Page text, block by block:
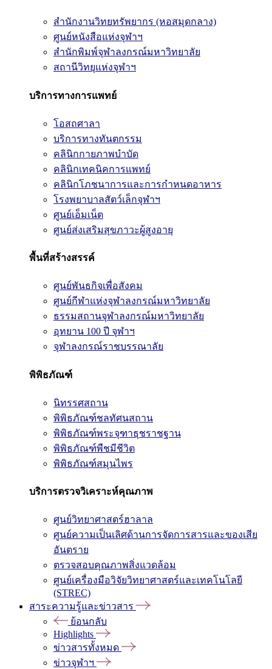
สำนักงานวิทยทรัพยากร (หอสมุดกลาง)
ศูนย์หนังสือแห่งจุฬาฯ
สำนักพิมพ์จุฬาลงกรณ์มหาวิทยาลัย
สถานีวิทยุแห่งจุฬาฯ
บริการทางการแพทย์
โอสถศาลา
บริการทางทันตกรรม
คลินิกกายภาพบำบัด
คลินิกเทคนิคการแพทย์
คลินิกโภชนาการและการกำหนดอาหาร
โรงพยาบาลสัตว์เล็กจุฬาฯ
ศูนย์เอ็มเน็ต
ศูนย์ส่งเสริมสุขภาวะผู้สูงอายุ
พื้นที่สร้างสรรค์
ศูนย์พันธกิจเพื่อสังคม
ศูนย์กีฬาแห่งจุฬาลงกรณ์มหาวิทยาลัย
ธรรมสถานจุฬาลงกรณ์มหาวิทยาลัย
อุทยาน 100 ปี จุฬาฯ
จุฬาลงกรณ์ราชบรรณาลัย
พิพิธภัณฑ์
นิทรรศสถาน
พิพิธภัณฑ์ชลทัศนสถาน
พิพิธภัณฑ์พระจุฑาธุชราชฐาน
พิพิธภัณฑ์พืชมีชีวิต
พิพิธภัณฑ์สมุนไพร
บริการตรวจวิเคราะห์คุณภาพ
ศูนย์วิทยาศาสตร์ฮาลาล
ศูนย์ความเป็นเลิศด้านการจัดการสารและของเสีย
อันตราย
ตรวจสอบคุณภาพสิ่งแวดล้อม
ศูนย์เครื่องมือวิจัยวิทยาศาสตร์และเทคโนโลยี
(STREC)
สาระความรู้และข่าวสาร
ย้อนกลับ
Highlights
ข่าวสารทั้งหมด
ข่าวจุฬาฯ